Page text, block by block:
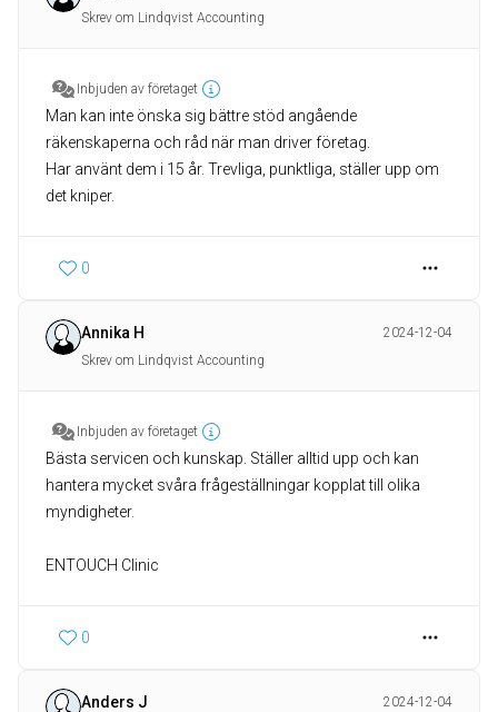
Skrev om Lindqvist Accounting
Inbjuden av företaget
Man kan inte önska sig bättre stöd angående
räkenskaperna och råd när man driver företag.
Har använt dem i 15 år. Trevliga, punktliga, ställer upp om
det kniper.
0
Annika H
2024-12-04
Skrev om Lindqvist Accounting
Inbjuden av företaget
Bästa servicen och kunskap. Ställer alltid upp och kan
hantera mycket svåra frågeställningar kopplat till olika
myndigheter.
ENTOUCH Clinic
0
Anders J
2024-12-04